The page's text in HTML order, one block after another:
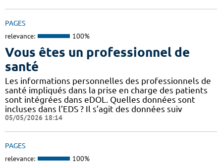
PAGES
relevance: 100%
Vous êtes un professionnel de
santé
Les informations personnelles des professionnels de
santé impliqués dans la prise en charge des patients
sont intégrées dans eDOL. Quelles données sont
incluses dans l’EDS ? Il s’agit des données suiv
05/05/2026 18:14
PAGES
relevance: 100%